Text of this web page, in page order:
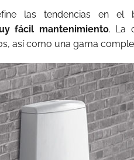
las tendencias en
fácil mantenimiento. La
así como una gama